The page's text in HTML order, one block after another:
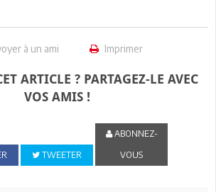
à un ami Imprimer
ARTICLE ? PARTAGEZ-LE AVEC
VOS AMIS !
TWEETER
ABONNEZ-
VOUS